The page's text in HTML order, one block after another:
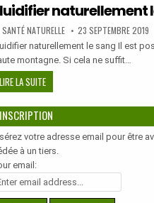
naturellement
SANTÉ NATURELLE PUBLISHED
DATE:
23 SEPTEMBRE 2019
naturellement le sang Il est
montagne. Si cela ne suffit…
LIRE LA SUITEFLUIDIFIER
NATURELLEMENT
LE
SANG
INSCRIPTION
votre adresse email pour être
à un tiers.
email: